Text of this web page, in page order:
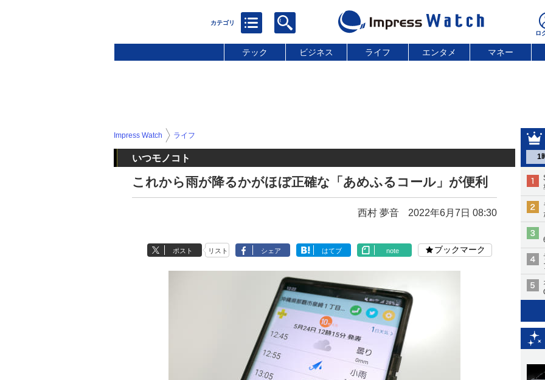
テック ビジネス ライフ エンタメ マネー
1
Impress Watch ライフ
いつモノコト
これから雨が降るかがほぼ正確な「あめふるコール」が便利
西村 夢音 2022年6月7日 08:30
ポスト リスト シェア はてブ note ブックマーク